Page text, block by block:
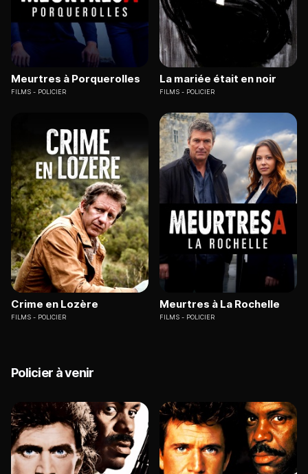
Meurtres à Porquerolles
FILMS POLICIER
La mariée était en noir
FILMS POLICIER
Crime en Lozère
FILMS POLICIER
Meurtres à La Rochelle
FILMS POLICIER
Policier à venir